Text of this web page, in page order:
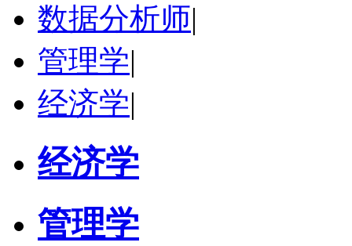
数据分析师|
管理学|
经济学|
经济学
管理学